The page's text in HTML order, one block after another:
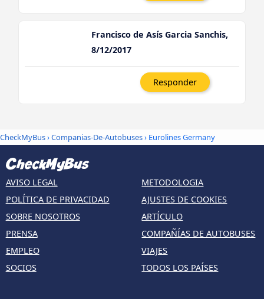
Francisco de Asís Garcia Sanchis,
8/12/2017
Responder
CheckMyBus›Companias-De-Autobuses› Eurolines Germany
AVISO LEGAL
POLÍTICA DE PRIVACIDAD
SOBRE NOSOTROS
PRENSA
EMPLEO
SOCIOS
METODOLOGIA
AJUSTES DE COOKIES
ARTÍCULO
COMPAÑÍAS DE AUTOBUSES
VIAJES
TODOS LOS PAÍSES